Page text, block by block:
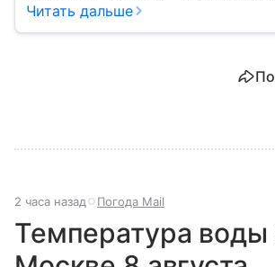
Читать дальше
2 часа назад Погода Mail
Температура воды